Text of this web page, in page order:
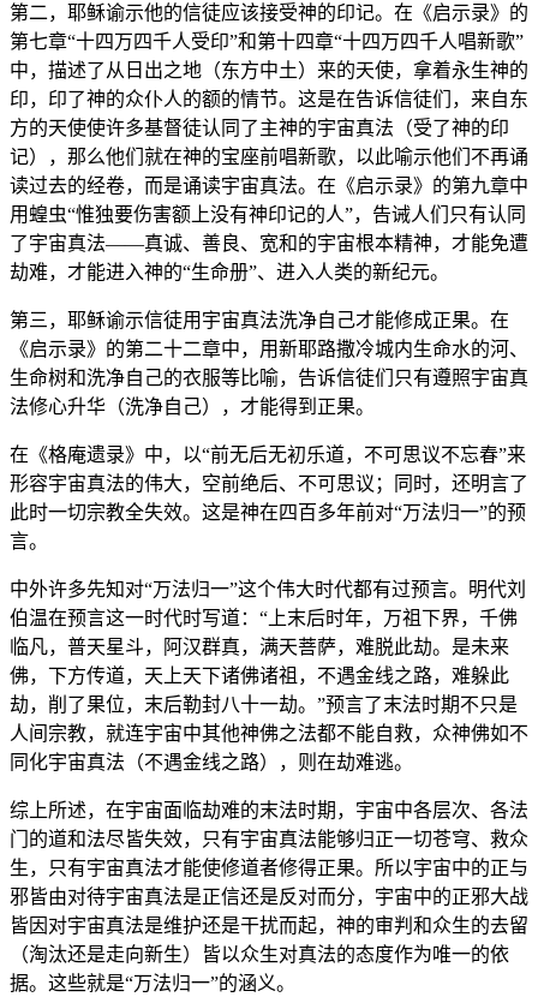
第二，耶稣谕示他的信徒应该接受神的印记。在《启示录》的
第七章“十四万四千人受印”和第十四章“十四万四千人唱新歌”
中，描述了从日出之地（东方中土）来的天使，拿着永生神的
印，印了神的众仆人的额的情节。这是在告诉信徒们，来自东
方的天使使许多基督徒认同了主神的宇宙真法（受了神的印
记），那么他们就在神的宝座前唱新歌，以此喻示他们不再诵
读过去的经卷，而是诵读宇宙真法。在《启示录》的第九章中
用蝗虫“惟独要伤害额上没有神印记的人”，告诫人们只有认同
了宇宙真法——真诚、善良、宽和的宇宙根本精神，才能免遭
劫难，才能进入神的“生命册”、进入人类的新纪元。
第三，耶稣谕示信徒用宇宙真法洗净自己才能修成正果。在
《启示录》的第二十二章中，用新耶路撒冷城内生命水的河、
生命树和洗净自己的衣服等比喻，告诉信徒们只有遵照宇宙真
法修心升华（洗净自己），才能得到正果。
在《格庵遗录》中，以“前无后无初乐道，不可思议不忘春”来
形容宇宙真法的伟大，空前绝后、不可思议；同时，还明言了
此时一切宗教全失效。这是神在四百多年前对“万法归一”的预
言。
中外许多先知对“万法归一”这个伟大时代都有过预言。明代刘
伯温在预言这一时代时写道：“上末后时年，万祖下界，千佛
临凡，普天星斗，阿汉群真，满天菩萨，难脱此劫。是未来
佛，下方传道，天上天下诸佛诸祖，不遇金线之路，难躲此
劫，削了果位，末后勒封八十一劫。”预言了末法时期不只是
人间宗教，就连宇宙中其他神佛之法都不能自救，众神佛如不
同化宇宙真法（不遇金线之路），则在劫难逃。
综上所述，在宇宙面临劫难的末法时期，宇宙中各层次、各法
门的道和法尽皆失效，只有宇宙真法能够归正一切苍穹、救众
生，只有宇宙真法才能使修道者修得正果。所以宇宙中的正与
邪皆由对待宇宙真法是正信还是反对而分，宇宙中的正邪大战
皆因对宇宙真法是维护还是干扰而起，神的审判和众生的去留
（淘汰还是走向新生）皆以众生对真法的态度作为唯一的依
据。这些就是“万法归一”的涵义。